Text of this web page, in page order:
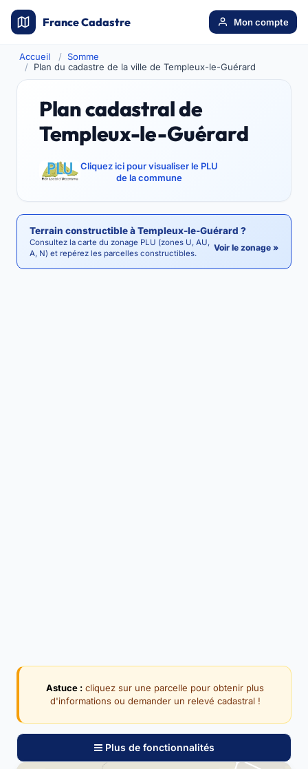
France Cadastre Mon compte
Accueil
Somme
Plan du cadastre de la ville de Templeux-le-Guérard
Plan cadastral de
Templeux-le-Guérard
Cliquez ici pour visualiser le PLU
de la commune
Terrain constructible à Templeux-le-Guérard ?
Consultez la carte du zonage PLU (zones U, AU,
A, N) et repérez les parcelles constructibles.
Voir le zonage »
Astuce : cliquez sur une parcelle pour obtenir plus
d'informations ou demander un relevé cadastral !
Plus de fonctionnalités